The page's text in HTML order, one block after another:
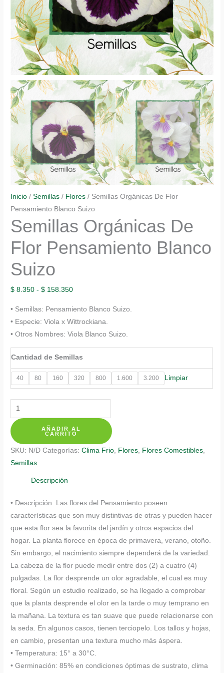
Inicio /Semillas / Flores / Semillas Orgánicas De Flor
Pensamiento Blanco Suizo
Semillas Orgánicas De
Flor Pensamiento Blanco
Suizo
$ 8.350 - $ 158.350Rango
• Semillas: Pensamiento Blanco Suizo.
• Especie: Viola x Wittrockiana.
• Otros Nombres: Viola Blanco Suizo.
Cantidad de Semillas
40 80 160 320 800 1.600 3.200 Limpiar
Semillas
Orgánicas
De
Flor
Pensamiento
Blanco
AÑADIR AL
CARRITO
SKU: N/D Categorías:Clima Frio Flores Flores Comestibles
Semillas
Descripción
• Descripción: Las flores del Pensamiento poseen
características que son muy distintivas de otras y pueden hacer
que esta flor sea la favorita del jardín y otros espacios del
hogar. La planta florece en época de primavera, verano, otoño.
Sin embargo, el nacimiento siempre dependerá de la variedad.
La cabeza de la flor puede medir entre dos (2) a cuatro (4)
pulgadas. La flor desprende un olor agradable, el cual es muy
floral. Según un estudio realizado, se ha llegado a comprobar
que la planta desprende el olor en la tarde o muy temprano en
la mañana. La textura es tan suave que puede relacionarse con
la seda. En algunos casos, tienen terciopelo. Los tallos y hojas,
en cambio, presentan una textura mucho más áspera.
• Temperatura: 15° a 30°C.
• Germinación: 85% en condiciones óptimas de sustrato, clima